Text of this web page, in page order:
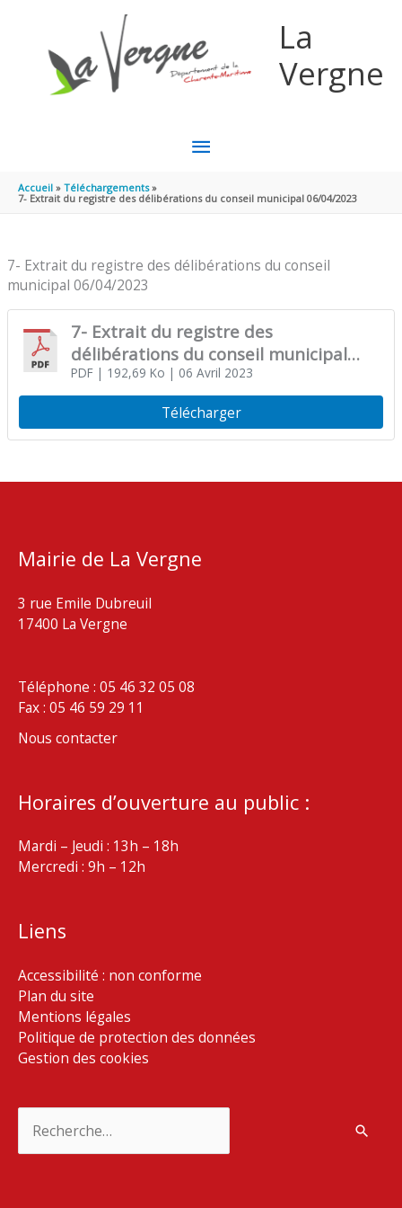
La
Vergne
MENU
PRINCIPAL
Accueil
Téléchargements
7- Extrait du registre des délibérations du conseil municipal 06/04/2023
7- Extrait du registre des délibérations du conseil
municipal 06/04/2023
7- Extrait du registre des
délibérations du conseil municipal
06/04/2023
PDF| 192,69 Ko | 06 Avril 2023
Télécharger
Mairie de La Vergne
3 rue Emile Dubreuil
17400 La Vergne
Téléphone : 05 46 32 05 08
Fax : 05 46 59 29 11
Nous contacter
Horaires d’ouverture au public :
Mardi – Jeudi : 13h – 18h
Mercredi : 9h – 12h
Liens
Accessibilité : non conforme
Plan du site
Mentions légales
Politique de protection des données
Gestion des cookies